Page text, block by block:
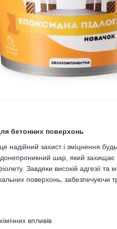
бетонних поверхонь
надійний захист і зміцнення
шар, який захищає
Завдяки високій адгезії та
поверхонь, забезпечуючи
впливів